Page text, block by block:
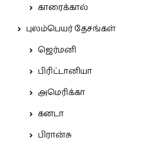
காரைக்கால்
புலம்பெயர் தேசங்கள்
ஜெர்மனி
பிரிட்டானியா
அமெரிக்கா
கனடா
பிரான்சு